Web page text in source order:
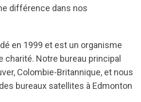
différence dans nos
en 1999 et est un organisme
charité. Notre bureau principal
Colombie-Britannique, et nous
bureaux satellites à Edmonton